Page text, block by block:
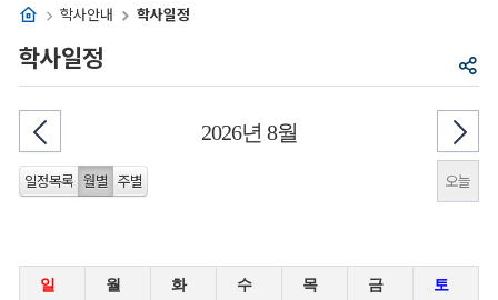
홈 학사안내 학사일정
공
학사일정
오늘
일정목록 월별 주별
2026년 8월
일 월 화 수 목 금 토